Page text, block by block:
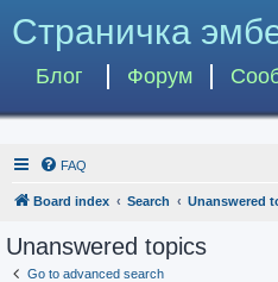
Страничка
Блог Форум
FAQ
Board index Search Unanswered
Unanswered topics
Go to advanced search